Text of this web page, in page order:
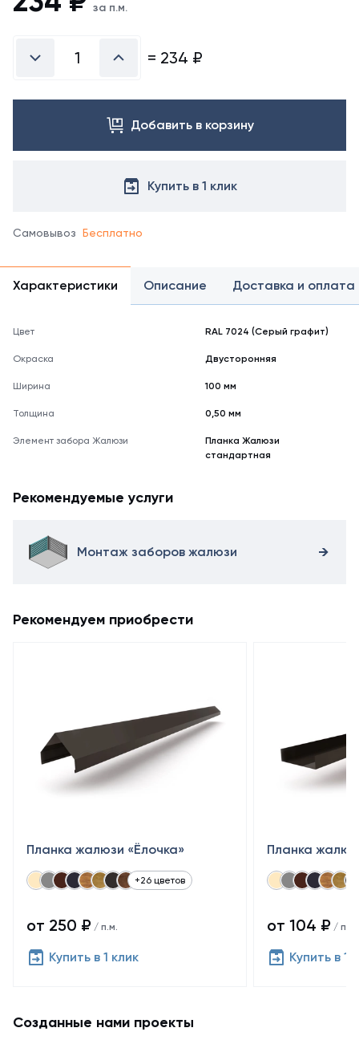
справочнике
за п.м.
= 234 ₽
Добавить в корзину
Купить в 1 клик
Самовывоз Бесплатно
Характеристики Описание Доставка и оплата
Цвет RAL 7024 (Серый графит)
Окраска Двусторонняя
Ширина 100 мм
Толщина 0,50 мм
Элемент забора Жалюзи
Планка Жалюзи
стандартная
Рекомендуемые услуги
Монтаж заборов жалюзи
Рекомендуем приобрести
Планка жалюзи «Ёлочка»
+26 цветов
от 250 ₽ / п.м.
Купить в 1 клик
Планка
от 104 ₽ / п.м.
Купить в 1
Созданные нами проекты